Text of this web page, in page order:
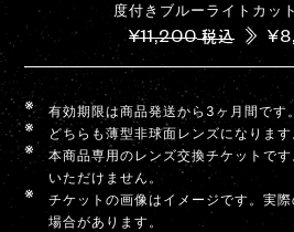
度付きブルーライトカッ
¥11,200税込
有効期限は商品発送から3ヶ月間です。
どちらも薄型非球面レンズになります
本商品専用のレンズ交換チケットで
いただけません。
チケットの画像はイメージです。実
場合があります。